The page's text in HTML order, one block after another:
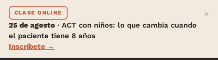
CLASE ONLINE
25 de agosto · ACT con niños: lo que cambia cuando
el paciente tiene 8 años
Inscríbete →
×